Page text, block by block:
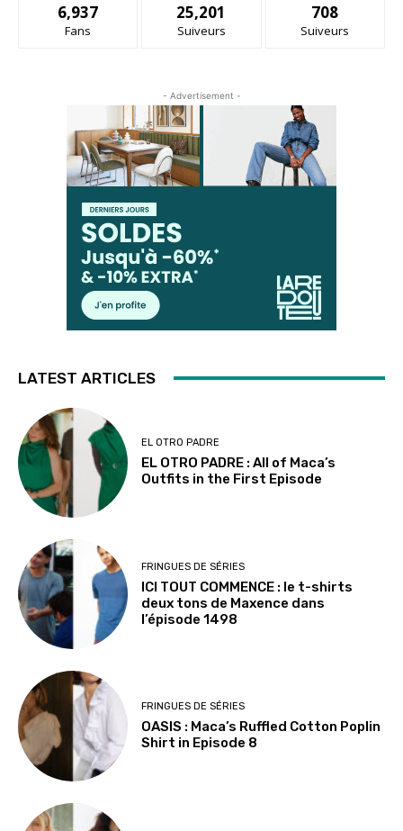
6,937
Fans
25,201
Suiveurs
708
Suiveurs
- Advertisement -
LATEST ARTICLES
EL OTRO PADRE
EL OTRO PADRE : All of Maca’s
Outfits in the First Episode
FRINGUES DE SÉRIES
ICI TOUT COMMENCE : le t-shirts
deux tons de Maxence dans
l’épisode 1498
FRINGUES DE SÉRIES
OASIS : Maca’s Ruffled Cotton Poplin
Shirt in Episode 8